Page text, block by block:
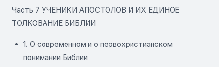
Часть 7 УЧЕНИКИ АПОСТОЛОВ И ИХ ЕДИНОЕ
ТОЛКОВАНИЕ БИБЛИИ
1. О современном и о первохристианском
понимании Библии